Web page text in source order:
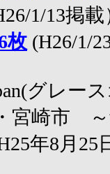
1/13掲
枚 (H26/1/
グレー
宮崎市
年8月